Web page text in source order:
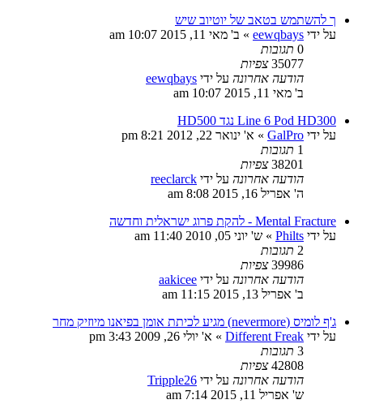
ך להשתמש בטאב של יוטיוב שיש
על ידי eewqbays
» ב' מאי 11, 2015 10:07 am
0 תגובות
35077 צפיות
הודעה אחרונה על ידי eewqbays
ב' מאי 11, 2015 10:07 am
Line 6 Pod HD300 נגד HD500
על ידי GalPro
» א' ינואר 22, 2012 8:21 pm
1 תגובות
38201 צפיות
הודעה אחרונה על ידי reeclarck
ה' אפריל 16, 2015 8:08 am
Mental Fracture - להקת פרוג ישראלית וחדשה
על ידי Philts
» ש' יוני 05, 2010 11:40 am
2 תגובות
39986 צפיות
הודעה אחרונה על ידי aakicee
ב' אפריל 13, 2015 11:15 am
ג'ף לומיס (nevermore) מגיע לכיתת אומן בפיאנו מיוזיק מחר
על ידי Different Freak
» א' יולי 26, 2009 3:43 pm
3 תגובות
42808 צפיות
הודעה אחרונה על ידי Tripple26
ש' אפריל 11, 2015 7:14 am